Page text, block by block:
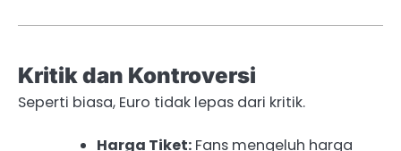
Kritik dan Kontroversi
Seperti biasa, Euro tidak lepas dari kritik.
Harga Tiket: Fans mengeluh harga